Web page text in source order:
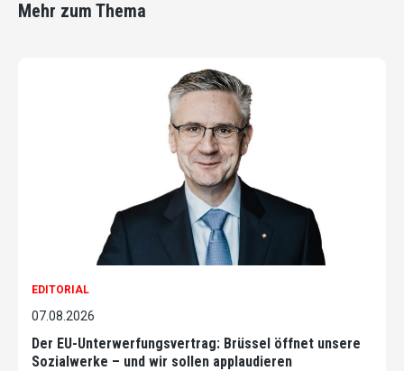
Mehr zum Thema
EDITORIAL
07.08.2026
Der EU-Unterwerfungsvertrag: Brüssel öffnet unsere
Sozialwerke – und wir sollen applaudieren